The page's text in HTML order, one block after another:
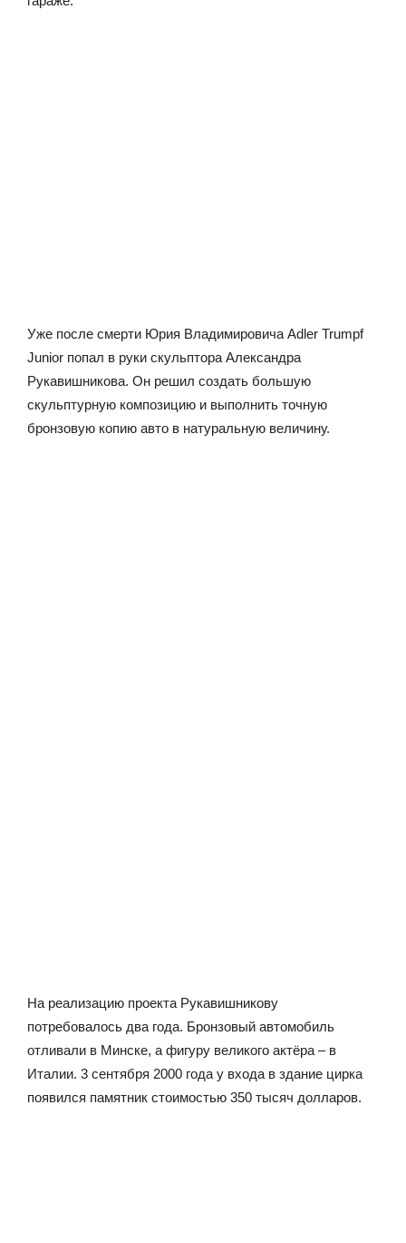
Уже после смерти Юрия Владимировича Adler Trumpf
Junior попал в руки скульптора Александра
Рукавишникова. Он решил создать большую
скульптурную композицию и выполнить точную
бронзовую копию авто в натуральную величину.
На реализацию проекта Рукавишникову
потребовалось два года. Бронзовый автомобиль
отливали в Минске, а фигуру великого актёра – в
Италии. 3 сентября 2000 года у входа в здание цирка
появился памятник стоимостью 350 тысяч долларов.